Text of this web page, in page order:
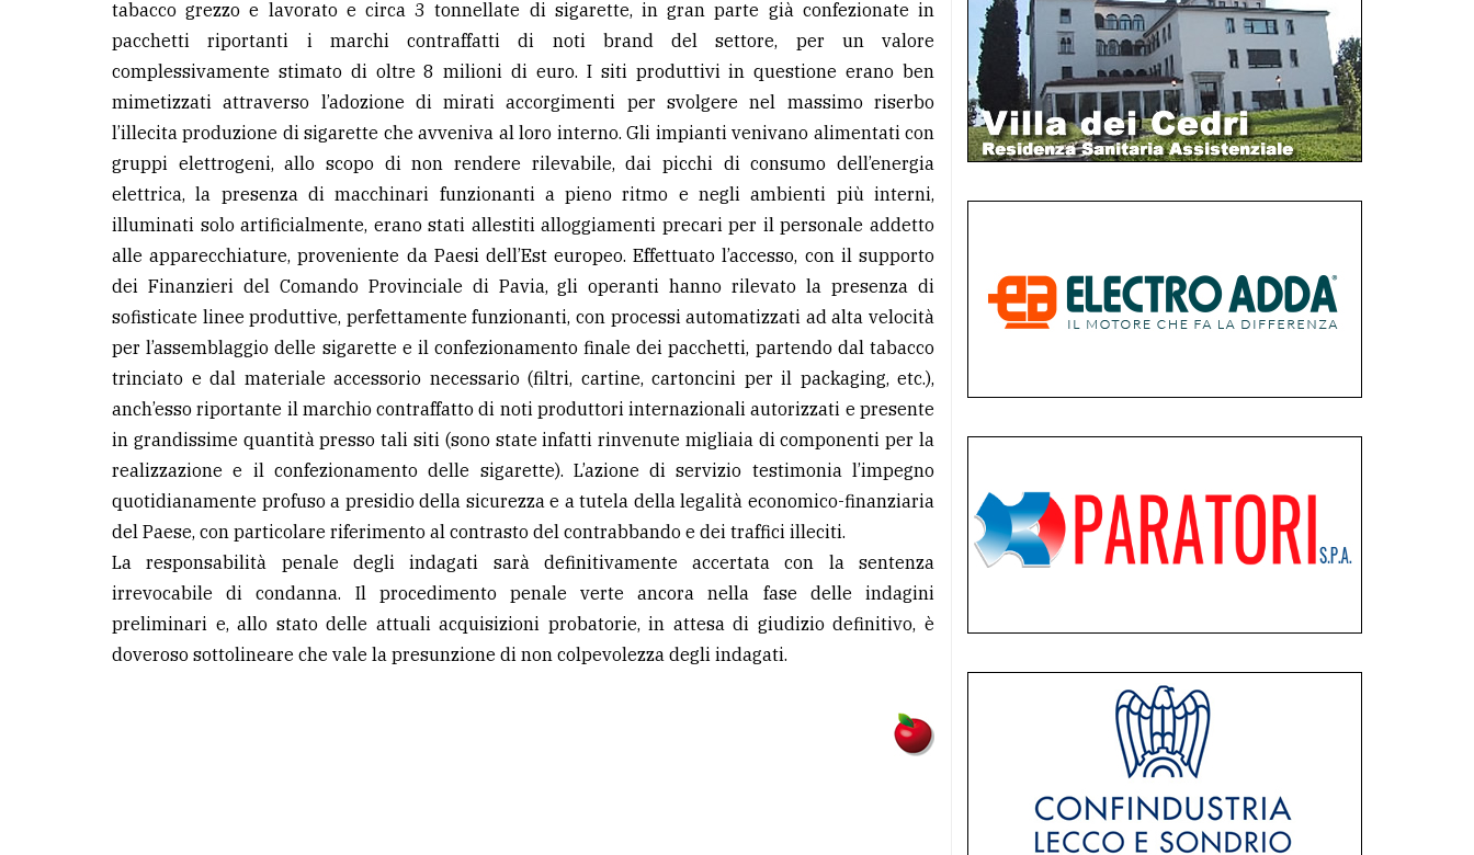
tabacco grezzo e lavorato e circa 3 tonnellate di sigarette, in gran parte già confezionate in
pacchetti riportanti i marchi contraffatti di noti brand del settore, per un valore
complessivamente stimato di oltre 8 milioni di euro. I siti produttivi in questione erano ben
mimetizzati attraverso l’adozione di mirati accorgimenti per svolgere nel massimo riserbo
l’illecita produzione di sigarette che avveniva al loro interno. Gli impianti venivano alimentati con
gruppi elettrogeni, allo scopo di non rendere rilevabile, dai picchi di consumo dell’energia
elettrica, la presenza di macchinari funzionanti a pieno ritmo e negli ambienti più interni,
illuminati solo artificialmente, erano stati allestiti alloggiamenti precari per il personale addetto
alle apparecchiature, proveniente da Paesi dell’Est europeo. Effettuato l’accesso, con il supporto
dei Finanzieri del Comando Provinciale di Pavia, gli operanti hanno rilevato la presenza di
sofisticate linee produttive, perfettamente funzionanti, con processi automatizzati ad alta velocità
per l’assemblaggio delle sigarette e il confezionamento finale dei pacchetti, partendo dal tabacco
trinciato e dal materiale accessorio necessario (filtri, cartine, cartoncini per il packaging, etc.),
anch’esso riportante il marchio contraffatto di noti produttori internazionali autorizzati e presente
in grandissime quantità presso tali siti (sono state infatti rinvenute migliaia di componenti per la
realizzazione e il confezionamento delle sigarette). L’azione di servizio testimonia l’impegno
quotidianamente profuso a presidio della sicurezza e a tutela della legalità economico-finanziaria
del Paese, con particolare riferimento al contrasto del contrabbando e dei traffici illeciti.
La responsabilità penale degli indagati sarà definitivamente accertata con la sentenza
irrevocabile di condanna. Il procedimento penale verte ancora nella fase delle indagini
preliminari e, allo stato delle attuali acquisizioni probatorie, in attesa di giudizio definitivo, è
doveroso sottolineare che vale la presunzione di non colpevolezza degli indagati.